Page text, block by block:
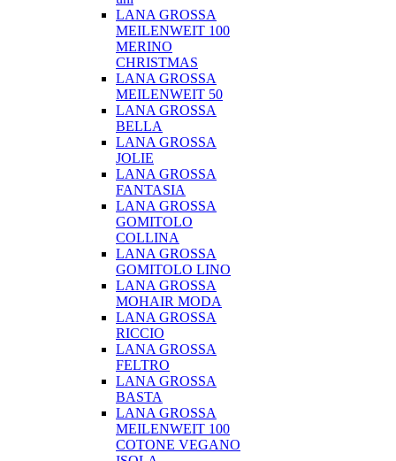
LANA GROSSA
MEILENWEIT 100
MERINO
CHRISTMAS
LANA GROSSA
MEILENWEIT 50
LANA GROSSA
BELLA
LANA GROSSA
JOLIE
LANA GROSSA
FANTASIA
LANA GROSSA
GOMITOLO
COLLINA
LANA GROSSA
GOMITOLO LINO
LANA GROSSA
MOHAIR MODA
LANA GROSSA
RICCIO
LANA GROSSA
FELTRO
LANA GROSSA
BASTA
LANA GROSSA
MEILENWEIT 100
COTONE VEGANO